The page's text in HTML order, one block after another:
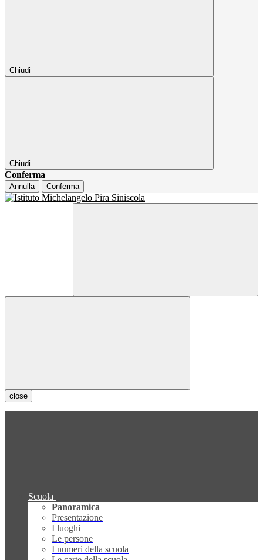
Chiudi
Chiudi
Conferma
Annulla Conferma
close
Scuola
Panoramica
Presentazione
I luoghi
Le persone
I numeri della scuola